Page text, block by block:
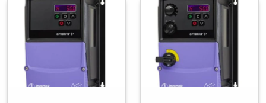
hoeveelheid hoeveelheid